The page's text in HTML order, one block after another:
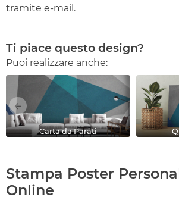
tramite e-mail.
Ti piace questo design?
Puoi realizzare anche:
Carta da Parati
Stampa Poster
Online